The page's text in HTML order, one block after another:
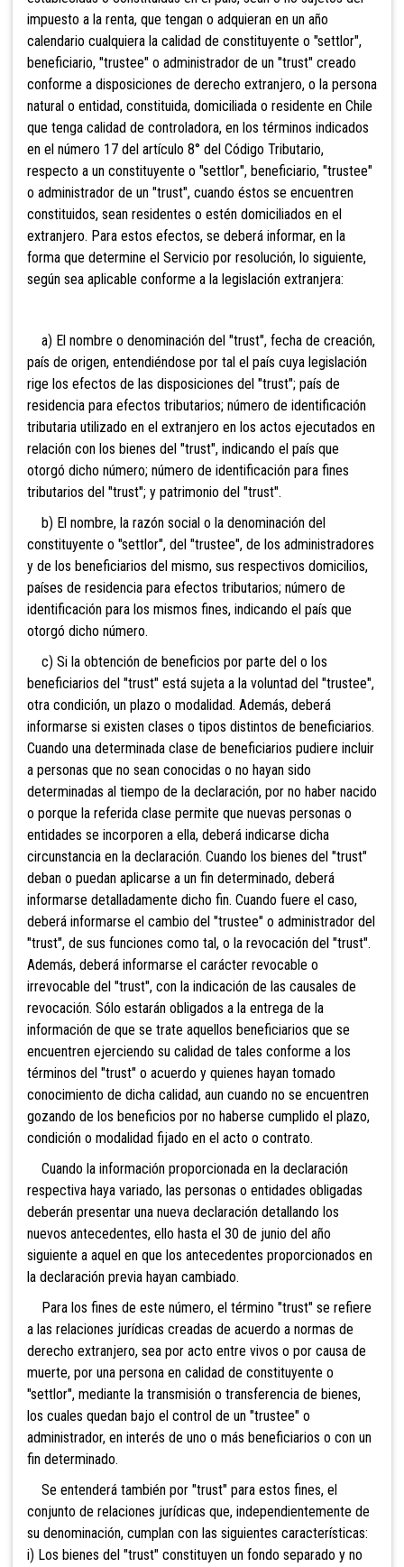
impuesto a la renta, que tengan o adquieran en un año
calendario cualquiera la calidad de constituyente o "settlor",
beneficiario, "trustee" o administrador de un "trust" creado
conforme a disposiciones de derecho extranjero, o la persona
natural o entidad, constituida, domiciliada o residente en Chile
que tenga calidad de controladora, en los términos indicados
en el número 17 del artículo 8° del Código Tributario,
respecto a un constituyente o "settlor", beneficiario, "trustee"
o administrador de un "trust", cuando éstos se encuentren
constituidos, sean residentes o estén domiciliados en el
extranjero. Para estos efectos, se deberá informar, en la
forma que determine el Servicio por resolución, lo siguiente,
según sea aplicable conforme a la legislación extranjera:
a) El nombre o denominación del "trust", fecha de creación,
país de origen, entendiéndose por tal el país cuya legislación
rige los efectos de las disposiciones del "trust"; país de
residencia para efectos tributarios; número de identificación
tributaria utilizado en el extranjero en los actos ejecutados en
relación con los bienes del "trust", indicando el país que
otorgó dicho número; número de identificación para fines
tributarios del "trust"; y patrimonio del "trust".
b) El nombre, la razón social o la denominación del
constituyente o "settlor", del "trustee", de los administradores
y de los beneficiarios del mismo, sus respectivos domicilios,
países de residencia para efectos tributarios; número de
identificación para los mismos fines, indicando el país que
otorgó dicho número.
c) Si la obtención de beneficios por parte del o los
beneficiarios del "trust" está sujeta a la voluntad del "trustee",
otra condición, un plazo o modalidad. Además, deberá
informarse si existen clases o tipos distintos de beneficiarios.
Cuando una determinada clase de beneficiarios pudiere incluir
a personas que no sean conocidas o no hayan sido
determinadas al tiempo de la declaración, por no haber nacido
o porque la referida clase permite que nuevas personas o
entidades se incorporen a ella, deberá indicarse dicha
circunstancia en la declaración. Cuando los bienes del "trust"
deban o puedan aplicarse a un fin determinado, deberá
informarse detalladamente dicho fin. Cuando fuere el caso,
deberá informarse el cambio del "trustee" o administrador del
"trust", de sus funciones como tal, o la revocación del "trust".
Además, deberá informarse el carácter revocable o
irrevocable del "trust", con la indicación de las causales de
revocación. Sólo estarán obligados a la entrega de la
información de que se trate aquellos beneficiarios que se
encuentren ejerciendo su calidad de tales conforme a los
términos del "trust" o acuerdo y quienes hayan tomado
conocimiento de dicha calidad, aun cuando no se encuentren
gozando de los beneficios por no haberse cumplido el plazo,
condición o modalidad fijado en el acto o contrato.
Cuando la información proporcionada en la declaración
respectiva haya variado, las personas o entidades obligadas
deberán presentar una nueva declaración detallando los
nuevos antecedentes, ello hasta el 30 de junio del año
siguiente a aquel en que los antecedentes proporcionados en
la declaración previa hayan cambiado.
Para los fines de este número, el término "trust" se refiere
a las relaciones jurídicas creadas de acuerdo a normas de
derecho extranjero, sea por acto entre vivos o por causa de
muerte, por una persona en calidad de constituyente o
"settlor", mediante la transmisión o transferencia de bienes,
los cuales quedan bajo el control de un "trustee" o
administrador, en interés de uno o más beneficiarios o con un
fin determinado.
Se entenderá también por "trust" para estos fines, el
conjunto de relaciones jurídicas que, independientemente de
su denominación, cumplan con las siguientes características:
i) Los bienes del "trust" constituyen un fondo separado y no